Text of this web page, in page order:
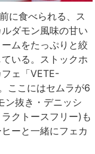
に食べられる、ス
ダモン風味の甘い
ムをたっぷりと絞
いる。ストックホ
ェ「VETE-
ここにはセムラが6
ン抜き・デニッシ
クトースフリー)も
ーと一緒にフェカ